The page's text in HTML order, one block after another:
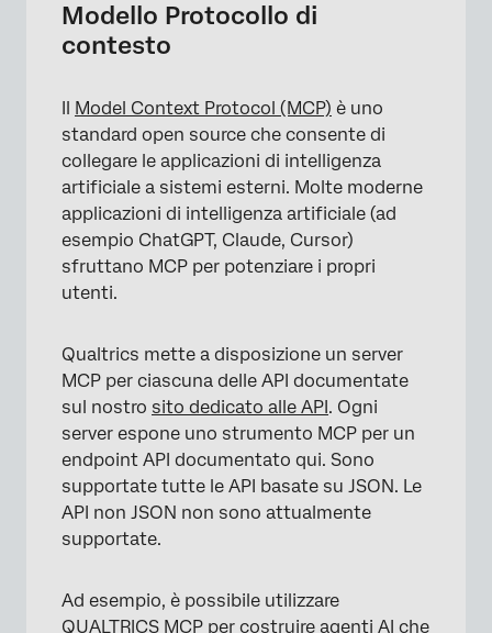
×
Modello Protocollo di
contesto
Model Context Protocol (MCP) è uno
standard open source che consente di
collegare le applicazioni di intelligenza
artificiale a sistemi esterni. Molte moderne
applicazioni di intelligenza artificiale (ad
esempio ChatGPT, Claude, Cursor)
sfruttano MCP per potenziare i propri
utenti.
Qualtrics mette a disposizione un server
MCP per ciascuna delle API documentate
sul nostro sito dedicato alle API . Ogni
server espone uno strumento MCP per un
endpoint API documentato qui. Sono
supportate tutte le API basate su JSON. Le
API non JSON non sono attualmente
supportate.
Ad esempio, è possibile utilizzare
QUALTRICS MCP per costruire agenti AI che